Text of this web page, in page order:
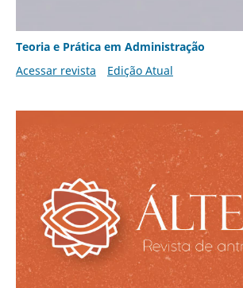
Teoria e Prática em Administração
Acessar revista
Edição Atual